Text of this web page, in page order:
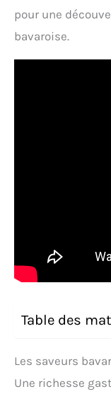
pour une
bavaroise.
Table des
Les saveurs
Une richesse